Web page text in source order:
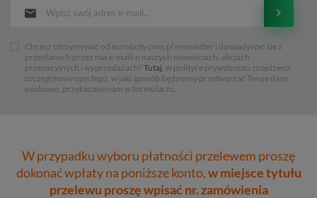
Chcesz otrzymywać od eurobuty.com.pl newsletter i dowiadywać sie z
przesłanych przez nas e-maili o naszych nowościach, akcjach
promocyjnych i wyprzedażach? Tutaj, w polityce prywatności znajdziesz
szczegółowy opis tego, w jaki sposób będziemy przetwarzać Twoje dane
osobowe, przekazane nam w formularzu.
W przypadku wyboru płatności przelewem proszę
dokonać wpłaty na poniższe konto,w miejsce tytułu
przelewu proszę wpisać nr. zamówienia